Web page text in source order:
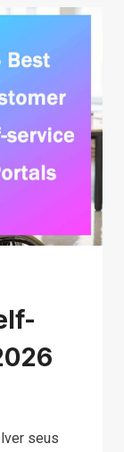
seus